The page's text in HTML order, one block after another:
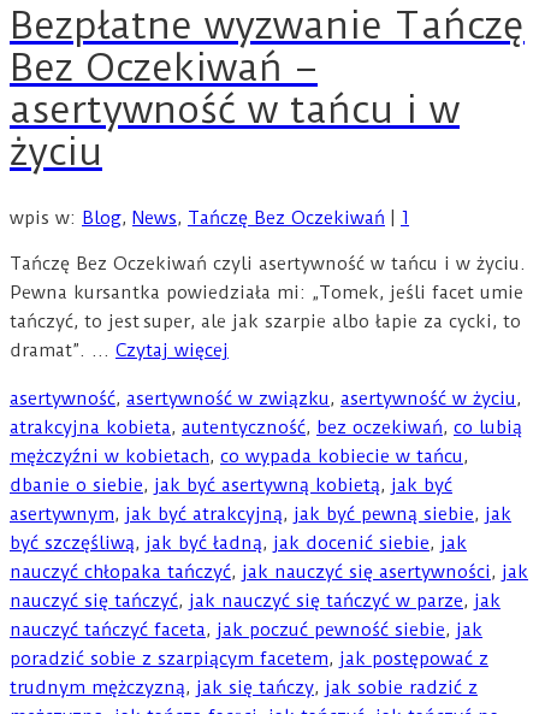
Bezpłatne wyzwanie Tańczę
Bez Oczekiwań –
asertywność w tańcu i w
życiu
wpis w: Blog, News, Tańczę Bez Oczekiwań 1
Tańczę Bez Oczekiwań czyli asertywność w tańcu i w życiu.
Pewna kursantka powiedziała mi: „Tomek, jeśli facet umie
tańczyć, to jest super, ale jak szarpie albo łapie za cycki, to
dramat”. … Czytaj więcej
asertywność, asertywność w związku, asertywność w życiu,
atrakcyjna kobieta, autentyczność, bez oczekiwań, co lubią
mężczyźni w kobietach, co wypada kobiecie w tańcu,
dbanie o siebie, jak być asertywną kobietą, jak być
asertywnym, jak być atrakcyjną, jak być pewną siebie, jak
być szczęśliwą, jak być ładną, jak docenić siebie, jak
nauczyć chłopaka tańczyć, jak nauczyć się asertywności, jak
nauczyć się tańczyć, jak nauczyć się tańczyć w parze, jak
nauczyć tańczyć faceta, jak poczuć pewność siebie, jak
poradzić sobie z szarpiącym facetem, jak postępować z
trudnym mężczyzną, jak się tańczy, jak sobie radzić z